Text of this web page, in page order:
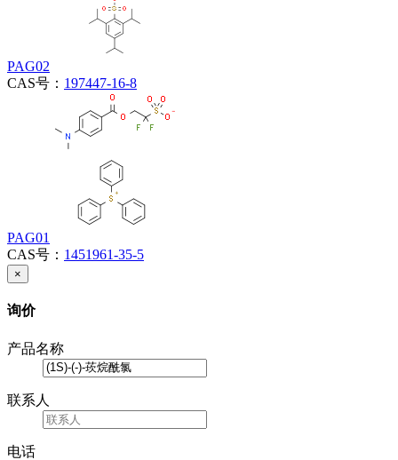
PAG02
CAS号： 197447-16-8
PAG01
CAS号： 1451961-35-5
×
询价
产品名称
联系人
电话